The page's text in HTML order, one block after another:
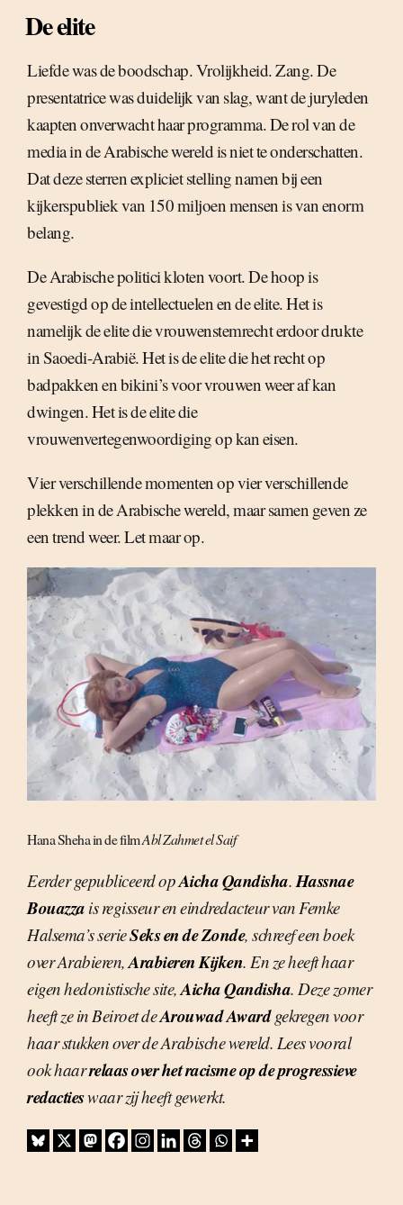
De elite
Liefde was de boodschap. Vrolijkheid. Zang. De
presentatrice was duidelijk van slag, want de juryleden
kaapten onverwacht haar programma. De rol van de
media in de Arabische wereld is niet te onderschatten.
Dat deze sterren expliciet stelling namen bij een
kijkerspubliek van 150 miljoen mensen is van enorm
belang.
De Arabische politici kloten voort. De hoop is
gevestigd op de intellectuelen en de elite. Het is
namelijk de elite die vrouwenstemrecht erdoor drukte
in Saoedi-Arabië. Het is de elite die het recht op
badpakken en bikini’s voor vrouwen weer af kan
dwingen. Het is de elite die
vrouwenvertegenwoordiging op kan eisen.
Vier verschillende momenten op vier verschillende
plekken in de Arabische wereld, maar samen geven ze
een trend weer. Let maar op.
Hana Sheha in de filmAbl Zahmet el Saif
Eerder gepubliceerd opAicha Qandisha.Hassnae
Bouazza is regisseur en eindredacteur van Femke
Halsema’s serieSeks en de Zonde, schreef een boek
over Arabieren,Arabieren Kijken. En ze heeft haar
eigen hedonistische site,Aicha Qandisha. Deze zomer
heeft ze in Beiroet deArouwad Awardgekregen voor
haar stukken over de Arabische wereld. Lees vooral
ook haarrelaas over het racisme op de progressieve
redactieswaar zij heeft gewerkt.